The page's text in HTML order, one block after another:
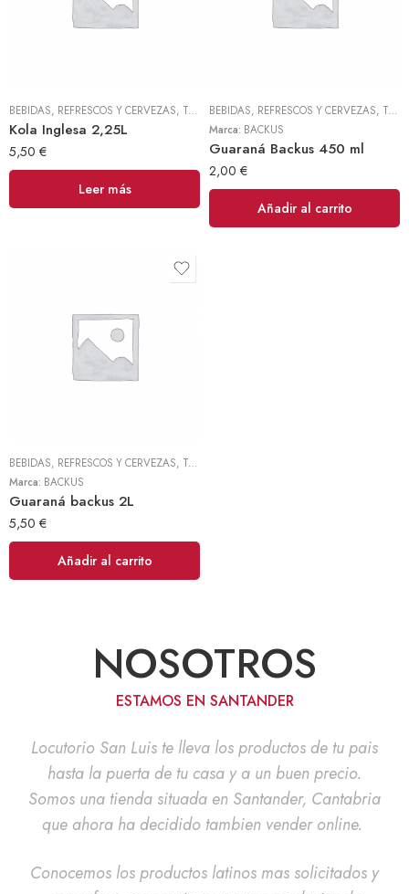
BEBIDAS, REFRESCOS Y CERVEZAS, TODOS
Kola Inglesa 2,25L
5,50 €
Leer más
BEBIDAS, REFRESCOS Y CERVEZAS, TODOS
Marca: BACKUS
Guaraná Backus 450 ml
2,00 €
Añadir al carrito
BEBIDAS, REFRESCOS Y CERVEZAS, TODOS
Marca: BACKUS
Guaraná backus 2L
5,50 €
Añadir al carrito
NOSOTROS
ESTAMOS EN SANTANDER
Locutorio San Luis te lleva los productos de tu pais
hasta la puerta de tu casa y a un buen precio.
Somos una tienda situada en Santander, Cantabria
que ahora ha decidido tambien vender online.
Conocemos los productos latinos mas solicitados y